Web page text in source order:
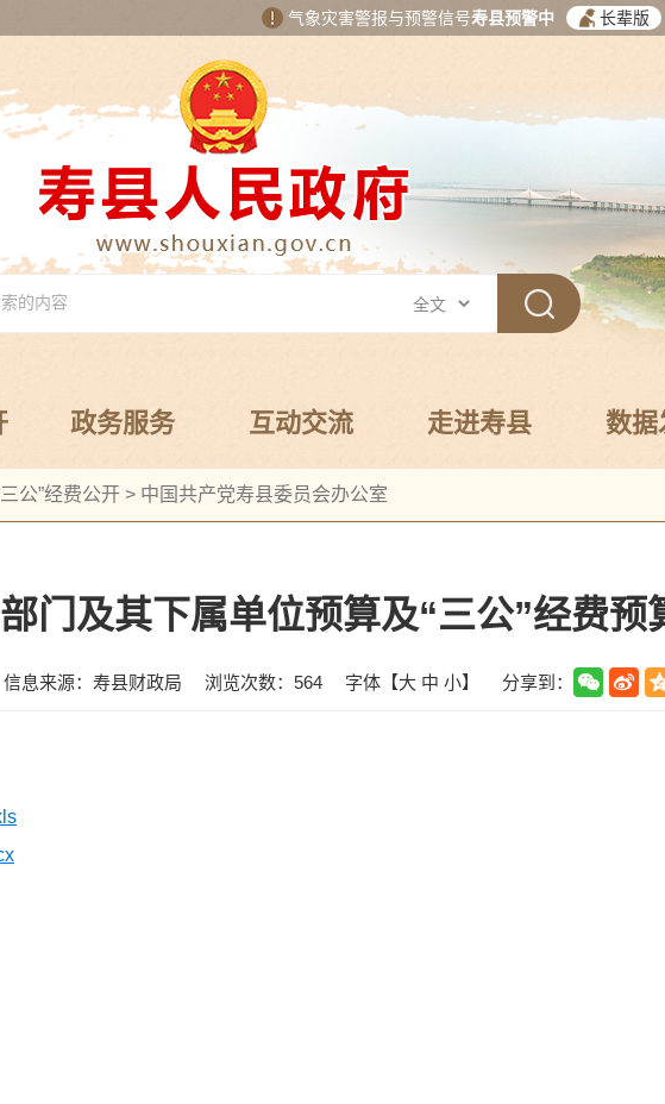
气象灾害警报与预警信号寿县预警中 长辈版
政务服务 互动交流 走进寿县 数据
公”经费公开 > 中国共产党寿县委员会办公室
门及其下属单位预算及“三公”经费预
信息来源：寿县财政局 浏览次数： 564 字体【大 中 小】 分享到：